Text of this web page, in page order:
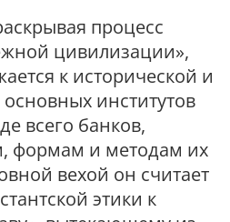
процесс
цивилизации»,
к исторической и
институтов
всего банков,
формам и методам их
вехой он считает
этики к